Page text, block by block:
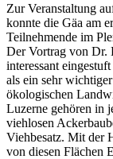
Zur Veranstaltung
konnte die Gäa am
Teilnehmende im
Der Vortrag von Dr.
interessant
als ein sehr
ökologischen
Luzerne gehören in
viehlosen
Viehbesatz. Mit der
von diesen Flächen